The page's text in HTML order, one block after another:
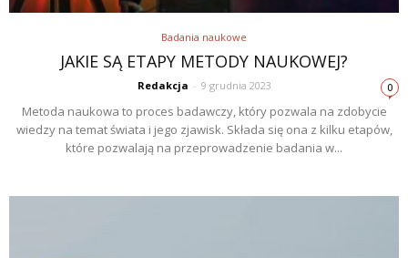
Badania naukowe
JAKIE SĄ ETAPY METODY NAUKOWEJ?
Redakcja - 9 grudnia 2023 0
Metoda naukowa to proces badawczy, który pozwala na zdobycie
wiedzy na temat świata i jego zjawisk. Składa się ona z kilku etapów,
które pozwalają na przeprowadzenie badania w...